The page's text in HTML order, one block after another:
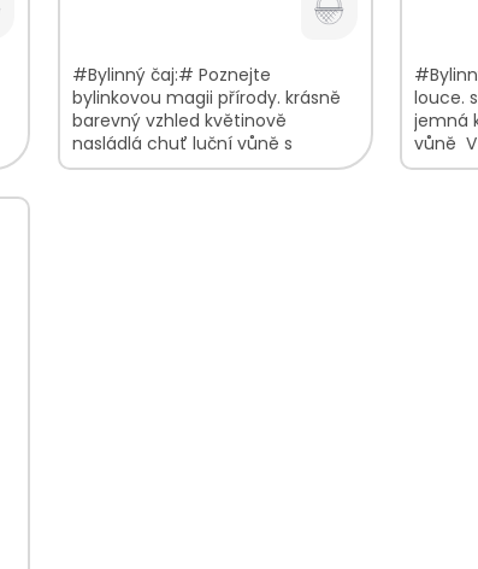
#Bylinný čaj:# Poznejte
bylinkovou magii přírody. krásně
barevný vzhled květinově
nasládlá chuť luční vůně s
levandulovými podtóny V
louce.
jemná
vůně